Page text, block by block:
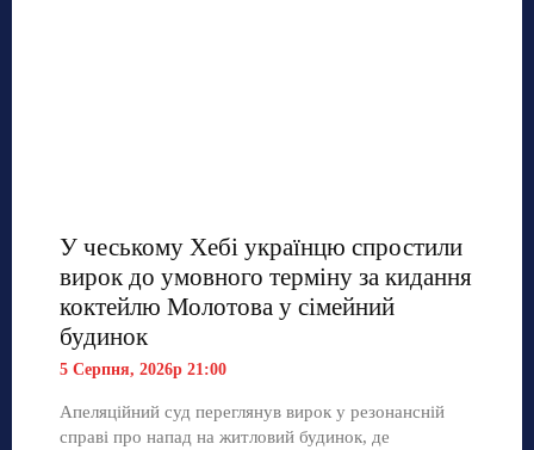
У чеському Хебі українцю спростили
вирок до умовного терміну за кидання
коктейлю Молотова у сімейний
будинок
5 Серпня, 2026р 21:00
Апеляційний суд переглянув вирок у резонансній
справі про напад на житловий будинок, де